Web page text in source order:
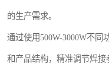
的生产需求。
通过使用500W-3000W不
和产品结构，精准调节焊接